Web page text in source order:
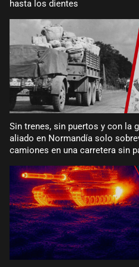
hasta los dientes
Sin trenes, sin puertos y con la
aliado en Normandía solo
camiones en una carretera sin